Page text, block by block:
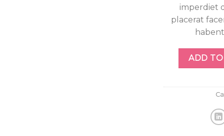
imperdiet
placerat
ADD